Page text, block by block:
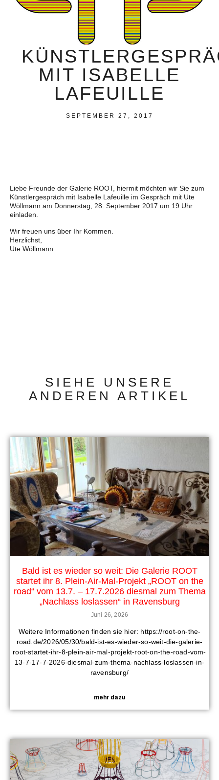
MIT ISABELLE
LAFEUILLE
SEPTEMBER 27, 2017
Liebe Freunde der Galerie ROOT, hiermit möchten wir Sie zum
Künstlergespräch mit Isabelle Lafeuille im Gespräch mit Ute
Wöllmann am Donnerstag, 28. September 2017 um 19 Uhr
einladen.
Wir freuen uns über Ihr Kommen.
Herzlichst,
Ute Wöllmann
SIEHE UNSERE
ANDEREN ARTIKEL
Bald ist es wieder so weit: Die Galerie ROOT
startet ihr 8. Plein-Air-Mal-Projekt „ROOT on the
road“ vom 13.7. – 17.7.2026 diesmal zum Thema
„Nachlass loslassen“ in Ravensburg
Juni 26, 2026
Weitere Informationen finden sie hier: https://root-on-the-
road.de/2026/05/30/bald-ist-es-wieder-so-weit-die-galerie-
root-startet-ihr-8-plein-air-mal-projekt-root-on-the-road-vom-
13-7-17-7-2026-diesmal-zum-thema-nachlass-loslassen-in-
ravensburg/
mehr dazu